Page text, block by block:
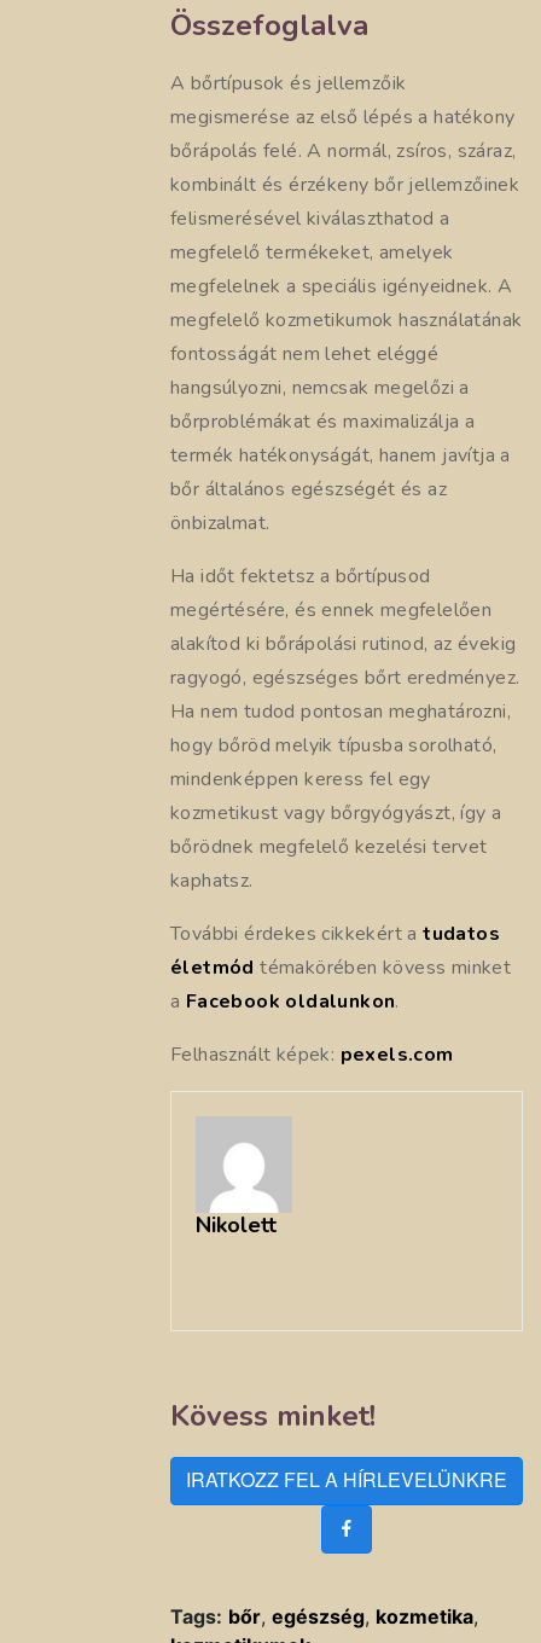
Összefoglalva
A bőrtípusok és jellemzőik
megismerése az első lépés a hatékony
bőrápolás felé. A normál, zsíros, száraz,
kombinált és érzékeny bőr jellemzőinek
felismerésével kiválaszthatod a
megfelelő termékeket, amelyek
megfelelnek a speciális igényeidnek. A
megfelelő kozmetikumok használatának
fontosságát nem lehet eléggé
hangsúlyozni, nemcsak megelőzi a
bőrproblémákat és maximalizálja a
termék hatékonyságát, hanem javítja a
bőr általános egészségét és az
önbizalmat.
Ha időt fektetsz a bőrtípusod
megértésére, és ennek megfelelően
alakítod ki bőrápolási rutinod, az évekig
ragyogó, egészséges bőrt eredményez.
Ha nem tudod pontosan meghatározni,
hogy bőröd melyik típusba sorolható,
mindenképpen keress fel egy
kozmetikust vagy bőrgyógyászt, így a
bőrödnek megfelelő kezelési tervet
kaphatsz.
További érdekes cikkekért atudatos
életmód témakörében kövess minket
a Facebook oldalunkon.
Felhasznált képek: pexels.com
Nikolett
Kövess minket!
IRATKOZZ FEL A HÍRLEVELÜNKRE
Tags: bőr, egészség, kozmetika,